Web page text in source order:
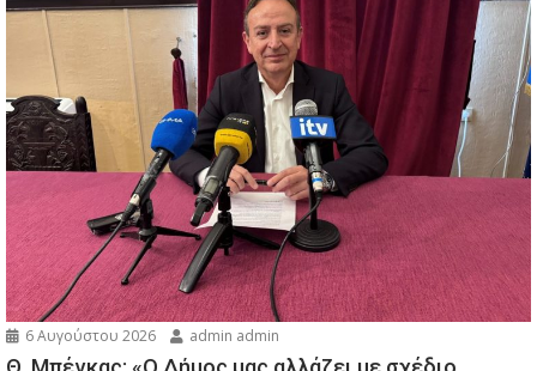
6 Αυγούστου 2026 admin admin